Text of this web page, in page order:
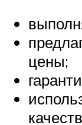
цены;